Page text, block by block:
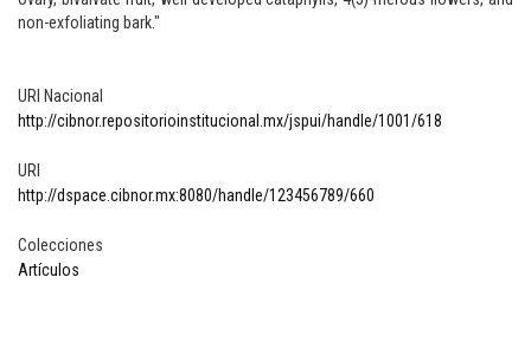
non-exfoliating bark."
URI Nacional
http://cibnor.repositorioinstitucional.mx/jspui/handle/1001/618
URI
http://dspace.cibnor.mx:8080/handle/123456789/660
Colecciones
Artículos